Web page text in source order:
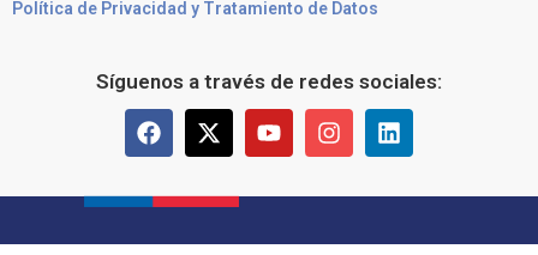
Política de Privacidad y Tratamiento de Datos
Síguenos a través de redes sociales: